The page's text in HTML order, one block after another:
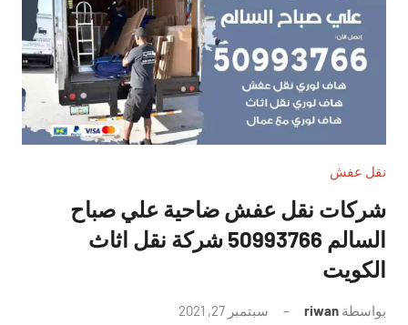
نقل عفش
شركات نقل عفش ضاحية علي صباح
السالم 50993766 شركة نقل اثاث
الكويت
بواسطة riwan سبتمبر 27, 2021